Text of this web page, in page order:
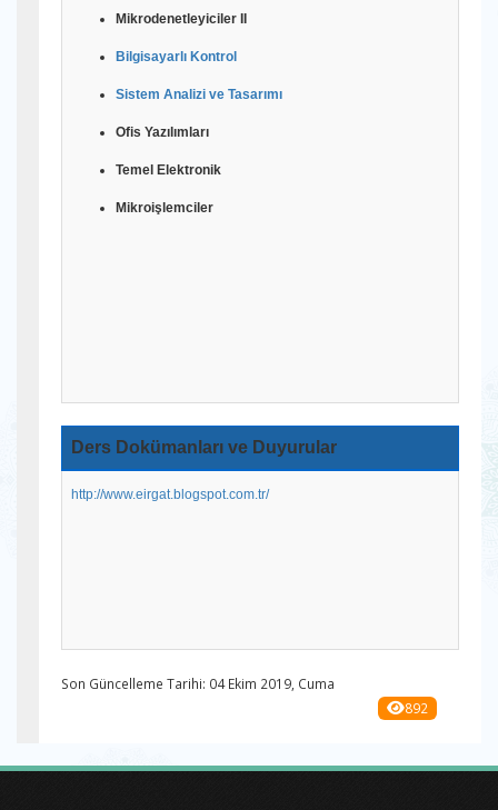
Mikrodenetleyiciler II
Bilgisayarlı Kontrol
Sistem Analizi ve Tasarımı
Ofis Yazılımları
Temel Elektronik
Mikroişlemciler
Ders Dokümanları ve Duyurular
http://www.eirgat.blogspot.com.tr/
Son Güncelleme Tarihi: 04 Ekim 2019, Cuma
892